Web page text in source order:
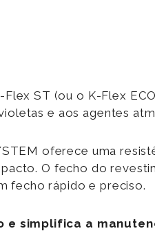
ST (ou o K-Flex
e aos agentes
oferece uma
O fecho do
fecho rápido e preciso.
e simplifica a